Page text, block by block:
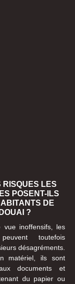
RISQUES LES
POSENT-ILS
DE
DOUAI ?
vue inoffensifs, les
toutefois
désagréments.
matériel, ils sont
documents et
du papier ou